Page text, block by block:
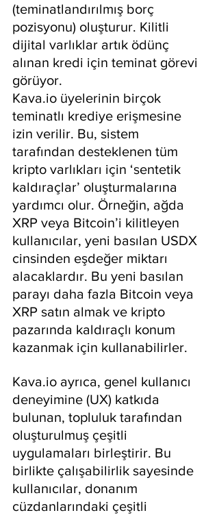
(teminatlandırılmış borç
pozisyonu) oluşturur. Kilitli
dijital varlıklar artık ödünç
alınan kredi için teminat görevi
görüyor.
Kava.io üyelerinin birçok
teminatlı krediye erişmesine
izin verilir. Bu, sistem
tarafından desteklenen tüm
kripto varlıkları için ‘sentetik
kaldıraçlar’ oluşturmalarına
yardımcı olur. Örneğin, ağda
XRP veya Bitcoin’i kilitleyen
kullanıcılar, yeni basılan USDX
cinsinden eşdeğer miktarı
alacaklardır. Bu yeni basılan
parayı daha fazla Bitcoin veya
XRP satın almak ve kripto
pazarında kaldıraçlı konum
kazanmak için kullanabilirler.
Kava.io ayrıca, genel kullanıcı
deneyimine (UX) katkıda
bulunan, topluluk tarafından
oluşturulmuş çeşitli
uygulamaları birleştirir. Bu
birlikte çalışabilirlik sayesinde
kullanıcılar, donanım
cüzdanlarındaki çeşitli